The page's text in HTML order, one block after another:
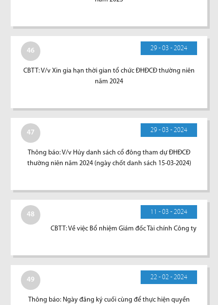
46 29 - 03 - 2024
CBTT: V/v Xin gia hạn thời gian tổ chức ĐHĐCĐ thường niên
năm 2024
47 29 - 03 - 2024
Thông báo: V/v Hủy danh sách cổ đông tham dự ĐHĐCĐ
thường niên năm 2024 (ngày chốt danh sách 15-03-2024)
48 11 - 03 - 2024
CBTT: Về việc Bổ nhiệm Giám đốc Tài chính Công ty
49 22 - 02 - 2024
Thông báo: Ngày đăng ký cuối cùng để thực hiện quyền